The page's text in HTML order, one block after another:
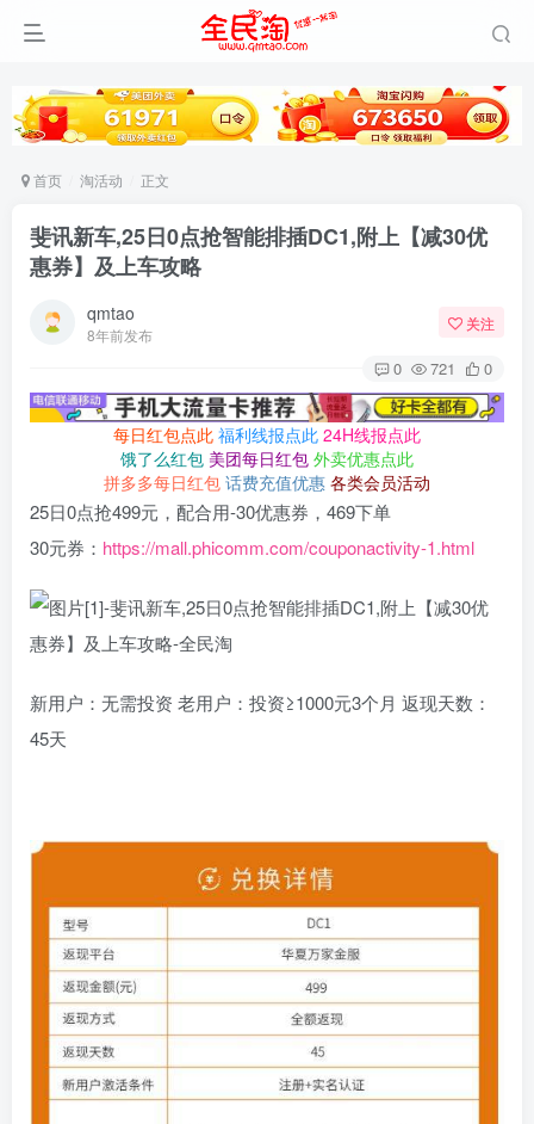
首页 淘活动 正文
斐讯新车,25日0点抢智能排插DC1,附上【减30优
惠券】及上车攻略
qmtao
8年前发布
关注
0 721 0
每日红包点此 福利线报点此 24H线报点此
饿了么红包 美团每日红包 外卖优惠点此
拼多多每日红包 话费充值优惠 各类会员活动
25日0点抢499元，配合用-30优惠券，469下单
30元券： https://mall.phicomm.com/couponactivity-1.html
新用户：无需投资 老用户：投资≥1000元3个月 返现天数：
45天